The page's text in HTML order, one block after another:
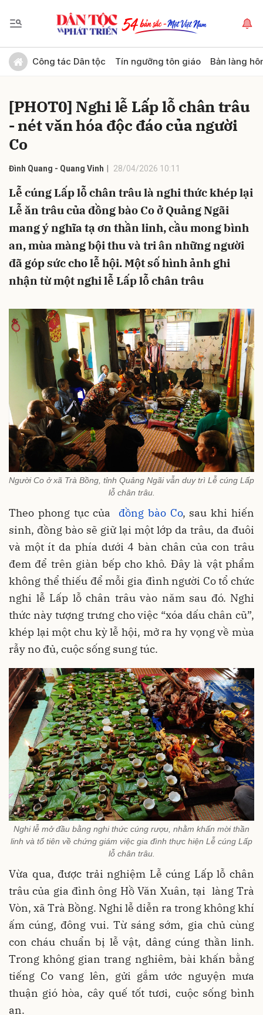
Công tác Dân tộc Tín ngưỡng tôn giáo Bản làng
[PHOT0] Nghi lễ Lấp lỗ chân trâu
- nét văn hóa độc đáo của người
Co
Đình Quang - Quang Vinh 28/04/2026 10:11
Lễ cúng Lấp lỗ chân trâu là nghi thức khép lại
Lễ ăn trâu của đồng bào Co ở Quảng Ngãi
mang ý nghĩa tạ ơn thần linh, cầu mong bình
an, mùa màng bội thu và tri ân những người
đã góp sức cho lễ hội. Một số hình ảnh ghi
nhận từ một nghi lễ Lấp lỗ chân trâu
Người Co ở xã Trà Bồng, tỉnh Quảng Ngãi vẫn duy trì Lễ cúng Lấp
lỗ chân trâu.
Theo phong tục của đồng bào Co, sau khi hiến
sinh, đồng bào sẽ giữ lại một lớp da trâu, da đuôi
và một ít da phía dưới 4 bàn chân của con trâu
đem để trên giàn bếp cho khô. Đây là vật phẩm
không thể thiếu để mỗi gia đình người Co tổ chức
nghi lễ Lấp lỗ chân trâu vào năm sau đó. Nghi
thức này tượng trưng cho việc “xóa dấu chân cũ”,
khép lại một chu kỳ lễ hội, mở ra hy vọng về mùa
rẫy no đủ, cuộc sống sung túc.
Nghi lễ mở đầu bằng nghi thức cúng rượu, nhằm khấn mời thần
linh và tổ tiên về chứng giám việc gia đình thực hiện Lễ cúng Lấp
lỗ chân trâu.
Vừa qua, được trải nghiệm Lễ cúng Lấp lỗ chân
trâu của gia đình ông Hồ Văn Xuân, tại làng Trà
Vòn, xã Trà Bồng. Nghi lễ diễn ra trong không khí
ấm cúng, đông vui. Từ sáng sớm, gia chủ cùng
con cháu chuẩn bị lễ vật, dâng cúng thần linh.
Trong không gian trang nghiêm, bài khấn bằng
tiếng Co vang lên, gửi gắm ước nguyện mưa
thuận gió hòa, cây quế tốt tươi, cuộc sống bình
an.
Gửi bình luận